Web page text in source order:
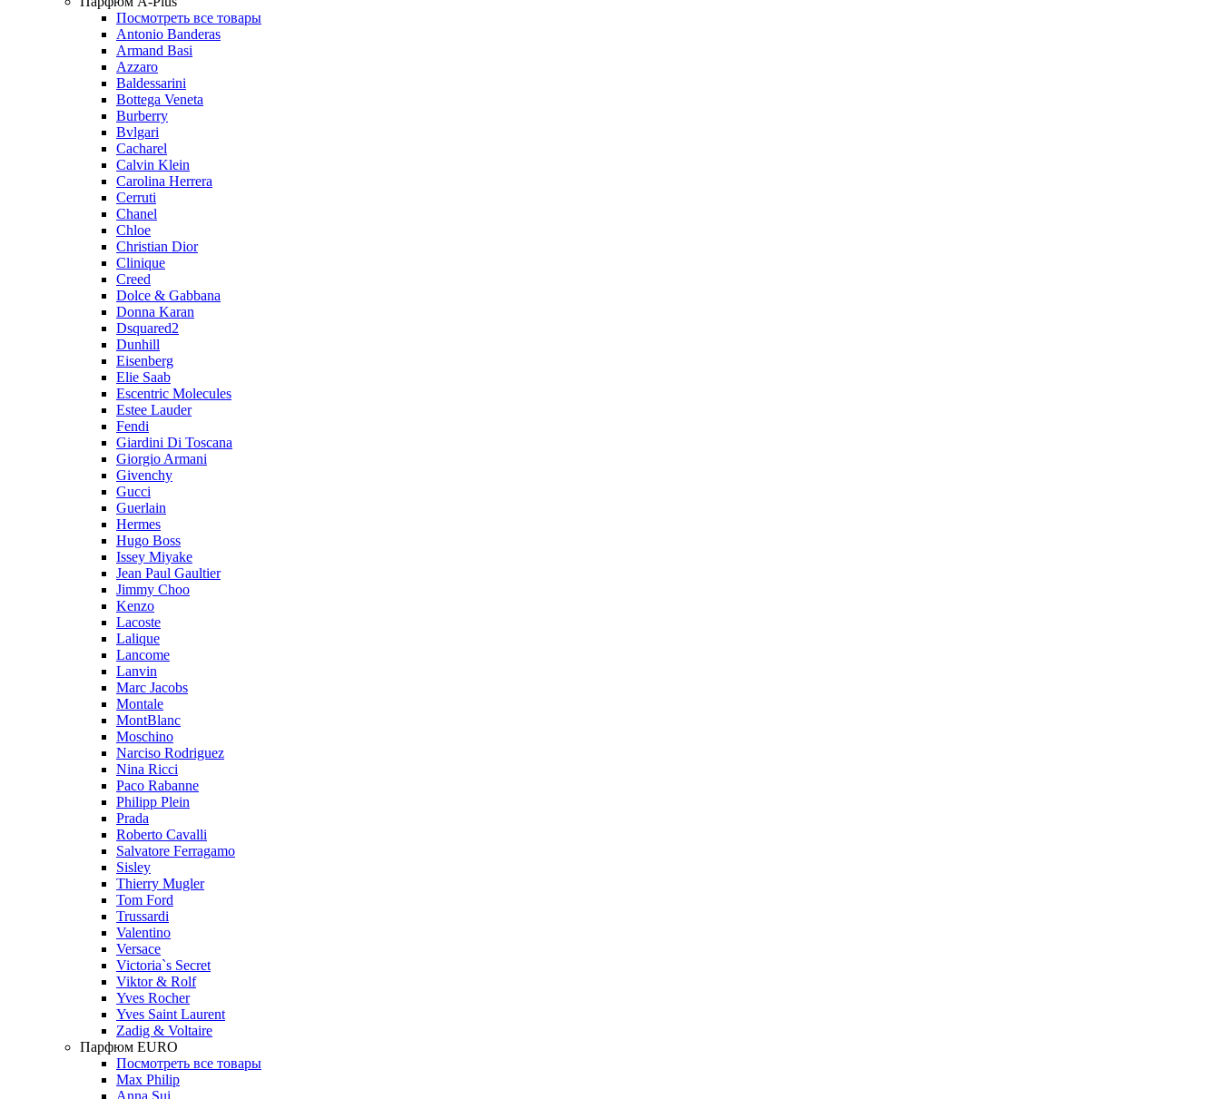
Посмотреть все товары
Antonio Banderas
Armand Basi
Azzaro
Baldessarini
Bottega Veneta
Burberry
Bvlgari
Cacharel
Calvin Klein
Carolina Herrera
Cerruti
Chanel
Chloe
Christian Dior
Clinique
Creed
Dolce & Gabbana
Donna Karan
Dsquared2
Dunhill
Eisenberg
Elie Saab
Escentric Molecules
Estee Lauder
Fendi
Giardini Di Toscana
Giorgio Armani
Givenchy
Gucci
Guerlain
Hermes
Hugo Boss
Issey Miyake
Jean Paul Gaultier
Jimmy Choo
Kenzo
Lacoste
Lalique
Lancome
Lanvin
Marc Jacobs
Montale
MontBlanc
Moschino
Narciso Rodriguez
Nina Ricci
Paco Rabanne
Philipp Plein
Prada
Roberto Cavalli
Salvatore Ferragamo
Sisley
Thierry Mugler
Tom Ford
Trussardi
Valentino
Versace
Victoria`s Secret
Viktor & Rolf
Yves Rocher
Yves Saint Laurent
Zadig & Voltaire
Парфюм EURO
Посмотреть все товары
Max Philip
Anna Sui